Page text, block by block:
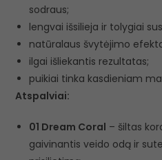
sodraus;
lengvai išsilieja ir tolygiai
natūralaus švytėjimo
ilgai išliekantis rezultatas;
puikiai tinka kasdieniam
Atspalviai:
01 Dream Coral – šiltas
gaivinantis veido odą ir